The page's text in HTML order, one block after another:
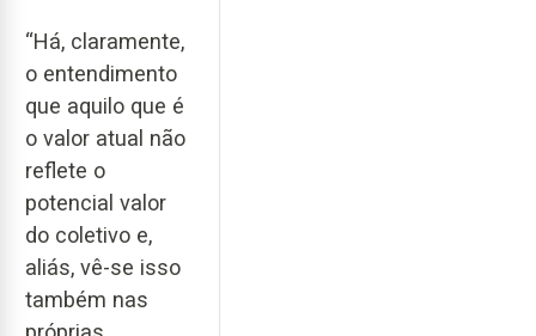
“Há, claramente,
o entendimento
que aquilo que é
o valor atual não
reflete o
potencial valor
do coletivo e,
aliás, vê-se isso
também nas